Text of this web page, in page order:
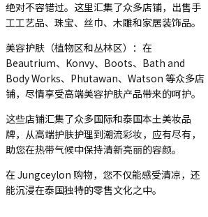
绝对不容错过。这里汇集了众多店铺，出售手
工工艺品、珠宝、丝巾、木雕和家居装饰品。
美容护肤（植物区和丛林区）：在
Beautrium、Konvy、Boots、Bath and
Body Works、Phutawan、Watson 等众多店
铺，尽情享受高端美容护肤产品带来的呵护。
这些店铺汇集了众多国际和泰国本土美妆品
牌，从高端护肤护理到潮流彩妆，应有尽有，
助您在热带气候中保持清新亮丽的容颜。
在 Jungceylon 购物，您不仅能感受清凉，还
能沉浸在泰国独特的零售文化之中。